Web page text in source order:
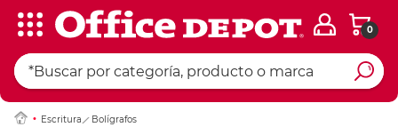
0
Escritura
Bolígrafos
Ingresar Codigo